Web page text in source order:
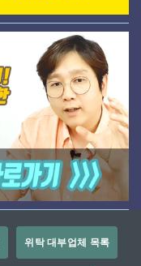
위탁 대부업체 목록